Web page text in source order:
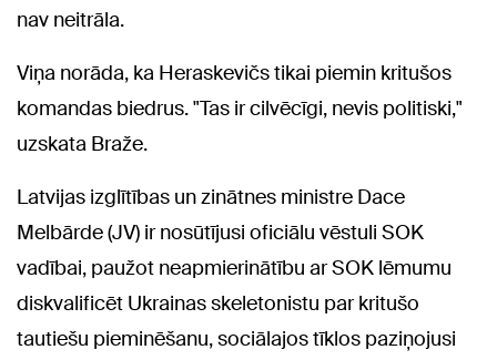
nav neitrāla.
Viņa norāda, ka Heraskevičs tikai piemin kritušos
komandas biedrus. "Tas ir cilvēcīgi, nevis politiski,"
uzskata Braže.
Latvijas izglītības un zinātnes ministre Dace
Melbārde (JV) ir nosūtījusi oficiālu vēstuli SOK
vadībai, paužot neapmierinātību ar SOK lēmumu
diskvalificēt Ukrainas skeletonistu par kritušo
tautiešu pieminēšanu, sociālajos tīklos paziņojusi